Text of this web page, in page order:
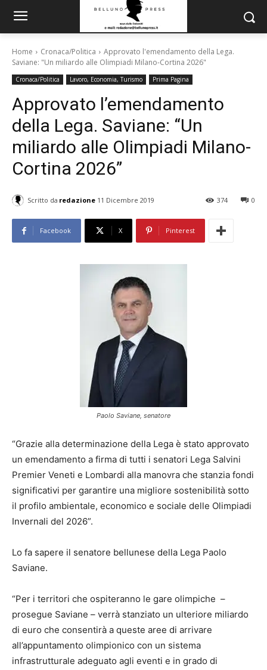
Home Cronaca/Politica
Approvato l'emendamento della Lega.
Saviane: "Un miliardo alle Olimpiadi Milano-Cortina 2026"
Cronaca/Politica Lavoro, Economia, Turismo Prima Pagina
Approvato l’emendamento
della Lega. Saviane: “Un
miliardo alle Olimpiadi Milano-
Cortina 2026”
Scritto da redazione 11 Dicembre 2019 0
374
Facebook X Pinterest
Paolo Saviane, senatore
“Grazie alla determinazione della Lega è stato approvato
un emendamento a firma di tutti i senatori Lega Salvini
Premier Veneti e Lombardi alla manovra che stanzia fondi
significativi per garantire una migliore sostenibilità sotto
il profilo ambientale, economico e sociale delle Olimpiadi
Invernali del 2026”.
Lo fa sapere il senatore bellunese della Lega Paolo
Saviane.
“Per i territori che ospiteranno le gare olimpiche –
prosegue Saviane – verrà stanziato un ulteriore miliardo
di euro che consentirà a queste aree di arrivare
all’appuntamento olimpionico con un sistema
infrastrutturale adeguato agli eventi e in grado di